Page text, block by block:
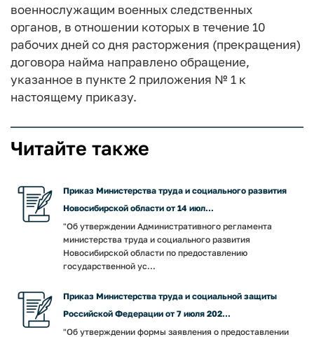
военнослужащим военных следственных
органов, в отношении которых в течение 10
рабочих дней со дня расторжения (прекращения)
договора найма направлено обращение,
указанное в пункте 2 приложения № 1 к
настоящему приказу.
Читайте также
Приказ Министерства труда и социального развития
Новосибирской области от 14 июл...
"Об утверждении Административного регламента
министерства труда и социального развития
Новосибирской области по предоставлению
государственной ус...
Приказ Министерства труда и социальной защиты
Российской Федерации от 7 июля 202...
"Об утверждении формы заявления о предоставлении